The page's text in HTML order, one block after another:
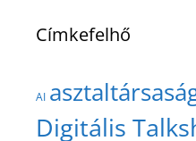
Címkefelhő
AI
Digitális